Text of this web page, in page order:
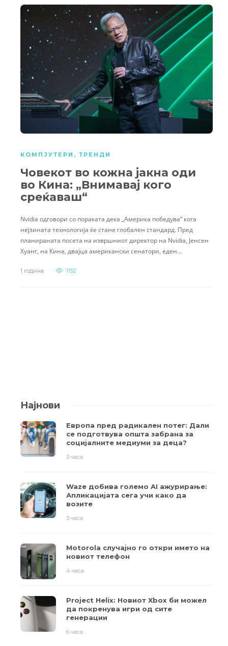
КОМПЈУТЕРИ , ТРЕНДИ
Човекот во кожна јакна оди
во Кина: „Внимавај кого
среќаваш“
Nvidia одговори со пораката дека „Америка победува“ кога
нејзината технологија ќе стане глобален стандард. Пред
планираната посета на извршниот директор на Nvidia, Јенсен
Хуанг, на Кина, двајца американски сенатори, еден…
1 година 1152
Најнови
Европа пред радикален потег: Дали
се подготвува општа забрана за
социјалните медиуми за деца?
3 часа
Waze добива големо AI ажурирање:
Апликацијата сега учи како да
возите
3 часа
Motorola случајно го откри името на
новиот телефон
4 часа
Project Helix: Новиот Xbox би можел
да покренува игри од сите
генерации
6 часа